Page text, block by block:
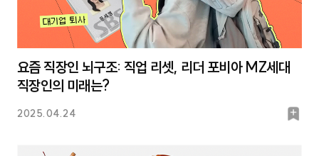
요즘 직장인 뇌구조: 직업 리셋, 리더 포비아 MZ세대
직장인의 미래는?
2025.04.24
북